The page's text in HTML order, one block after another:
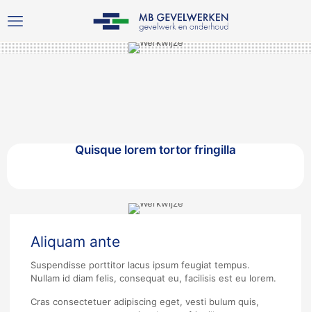
Quisque lorem tortor fringilla
Aliquam ante
Suspendisse porttitor lacus ipsum feugiat tempus.
Nullam id diam felis, consequat eu, facilisis est eu lorem.
Cras consectetuer adipiscing eget, vesti bulum quis,